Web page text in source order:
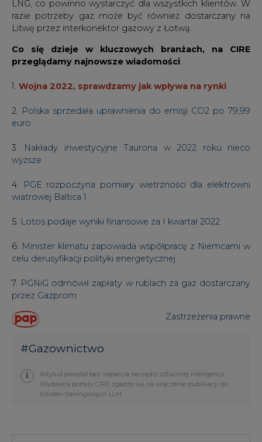
LNG, co powinno wystarczyć dla wszystkich klientów. W
razie potrzeby gaz może być również dostarczany na
Litwę przez interkonektor gazowy z Łotwą.
Co się dzieje w kluczowych branżach, na CIRE
przeglądamy najnowsze wiadomości
1. Wojna 2022, sprawdzamy jak wpływa na rynki
2.
Polska sprzedała uprawnienia do emisji CO2 po 79,99
euro
3. Nakłady inwestycyjne Taurona w 2022 roku nieco
wyższe
4.
PGE rozpoczyna pomiary wietrzności dla elektrowni
wiatrowej Baltica 1
5. Lotos podaje wyniki finansowe za I kwartał 2022
6. Minister klimatu zapowiada współpracę z Niemcami w
celu derusyfikacji polityki energetycznej
7. PGNiG odmówił zapłaty w rublach za gaz dostarczany
przez Gazprom
Zastrzeżenia prawne
#Gazownictwo
Artykuł powstał bez wsparcia narzędzi sztucznej inteligencji.
Wydawca portalu CIRE zgadza się na włączenie publikacji do
szkoleń treningowych LLM.